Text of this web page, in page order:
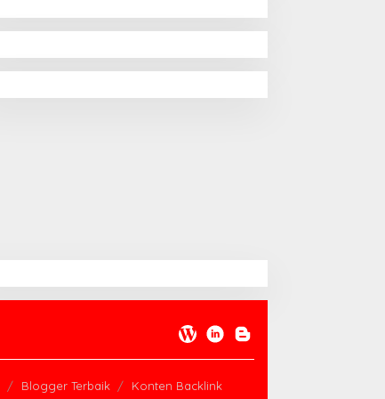
Blogger Terbaik Konten Backlink